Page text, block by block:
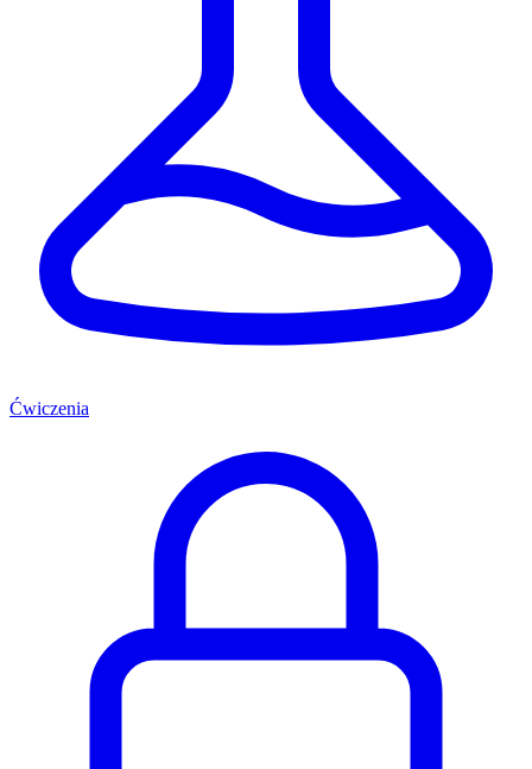
Ćwiczenia